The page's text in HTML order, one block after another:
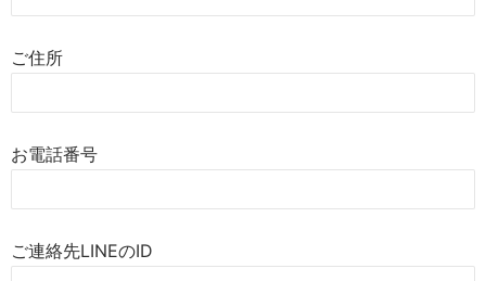
ご住所
お電話番号
ご連絡先LINEのID